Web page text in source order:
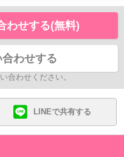
わせする(無料)
わせする
合わせください。
LINEで共有する